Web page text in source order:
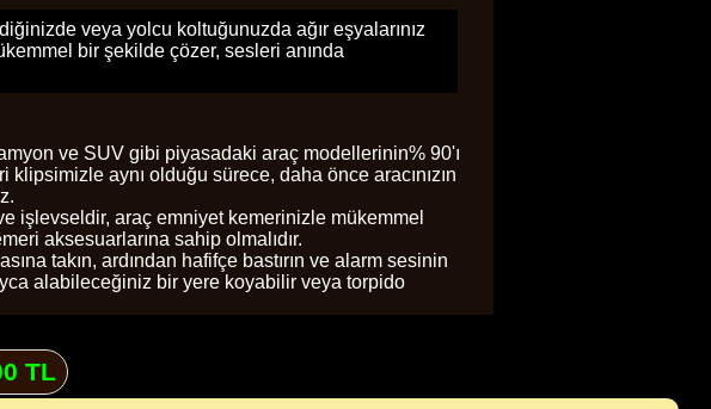
veya yolcu koltuğunuzda ağır eşyalarınız
bir şekilde çözer, sesleri anında
ve SUV gibi piyasadaki araç modellerinin% 90'ı
aynı olduğu sürece, daha önce aracınızın
işlevseldir, araç emniyet kemerinizle mükemmel
aksesuarlarına sahip olmalıdır.
takın, ardından hafifçe bastırın ve alarm sesinin
alabileceğiniz bir yere koyabilir veya torpido
TL